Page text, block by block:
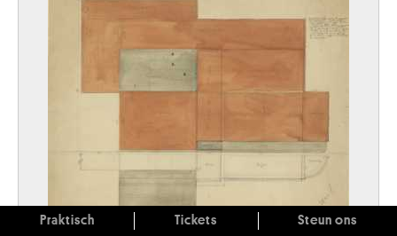
Praktisch Tickets Steun ons